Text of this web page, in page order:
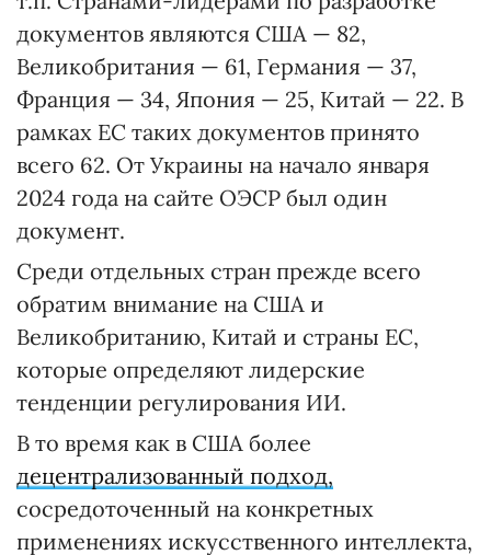
документов являются США — 82,
Великобритания — 61, Германия — 37,
Франция — 34, Япония — 25, Китай — 22. В
рамках ЕС таких документов принято
всего 62. От Украины на начало января
2024 года на сайте ОЭСР был один
документ.
Среди отдельных стран прежде всего
обратим внимание на США и
Великобританию, Китай и страны ЕС,
которые определяют лидерские
тенденции регулирования ИИ.
В то время как в США более
децентрализованный подход,
сосредоточенный на конкретных
применениях искусственного интеллекта,